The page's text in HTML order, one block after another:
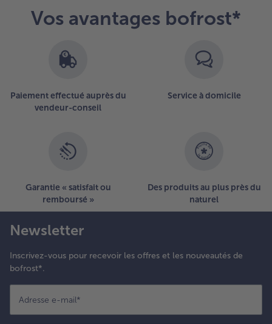
Vos avantages bofrost*
Paiement effectué auprès du
vendeur-conseil
Service à domicile
Garantie « satisfait ou
remboursé »
Des produits au plus près du
naturel
Newsletter
Inscrivez-vous pour recevoir les offres et les nouveautés de
bofrost*.
Adresse e-mail*